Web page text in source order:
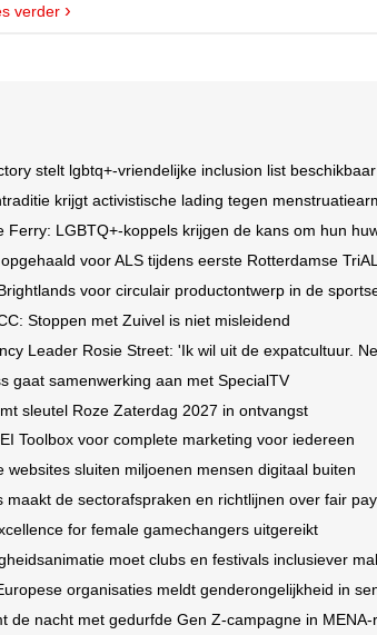
verder
stelt lgbtq+-vriendelijke inclusion list beschikbaar
krijgt activistische lading tegen
LGBTQ+-koppels krijgen de kans om hun huwelijksgeloften te
voor ALS tijdens eerste Rotterdamse
voor circulair productontwerp in de
Stoppen met Zuivel is niet misleidend
Leader Rosie Street: 'Ik wil uit de expatcultuur.
gaat samenwerking aan met SpecialTV
sleutel Roze Zaterdag 2027 in ontvangst
Toolbox voor complete marketing voor iedereen
websites sluiten miljoenen mensen digitaal buiten
maakt de sectorafspraken en richtlijnen over fair
for female gamechangers uitgereikt
moet clubs en festivals inclusiever
organisaties meldt genderongelijkheid in
de nacht met gedurfde Gen Z-campagne in MENA-